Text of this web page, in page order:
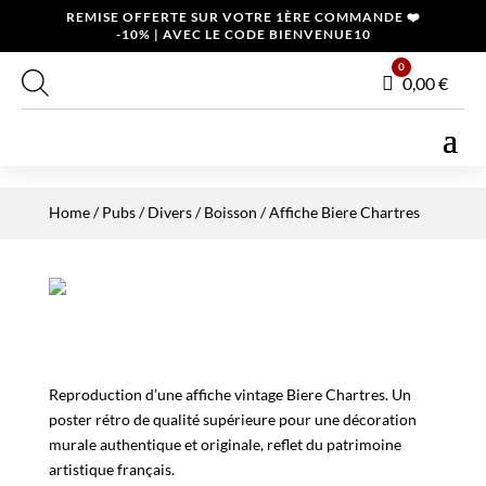
REMISE OFFERTE SUR VOTRE 1ÈRE COMMANDE ❤️
-10% | AVEC LE CODE BIENVENUE10
Panier
0
0,00€
Home/Pubs / Divers/Boisson / Affiche Biere Chartres
Reproduction d’une affiche vintage Biere Chartres. Un
poster rétro de qualité supérieure pour une décoration
murale authentique et originale, reflet du patrimoine
artistique français.